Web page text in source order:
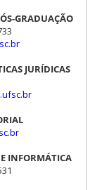
GRADUAÇÃO
JURÍDICAS
INFORMÁTICA